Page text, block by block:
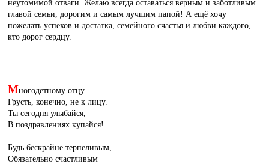
неутомимой отваги. Желаю всегда оставаться верным и заботливым
главой семьи, дорогим и самым лучшим папой! А ещё хочу
пожелать успехов и достатка, семейного счастья и любви каждого,
кто дорог сердцу.
Многодетному отцу
Грусть, конечно, не к лицу.
Ты сегодня улыбайся,
В поздравлениях купайся!
Будь бескрайне терпеливым,
Обязательно счастливым